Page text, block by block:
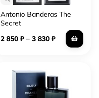
Antonio Banderas The
Secret
2 850 ₽– 3 830 ₽